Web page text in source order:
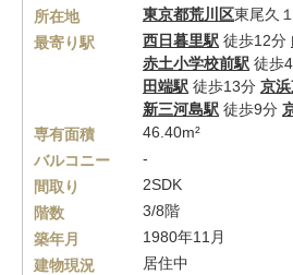
所在地 東京都荒川区東尾久
最寄り駅
西日暮里駅 徒歩12分
赤土小学校前駅 徒歩
田端駅 徒歩13分 京
新三河島駅 徒歩9分
専有面積
46.40m²
バルコニー
-
間取り
2SDK
階数
3/8階
築年月
1980年11月
建物現況
居住中